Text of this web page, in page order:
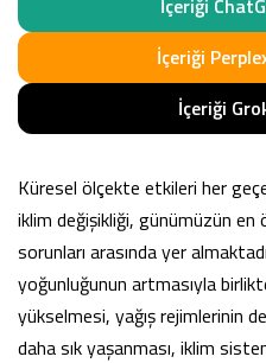
İçeriği
İçeriği
Küresel ölçekte etkileri her
iklim değişikliği, günümüzün
sorunları arasında yer
yoğunluğunun artmasıyla
yükselmesi, yağış rejimlerinin
daha sık yaşanması, iklim